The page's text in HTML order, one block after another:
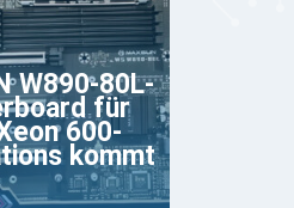
W890-80L-
für
600-
kommt